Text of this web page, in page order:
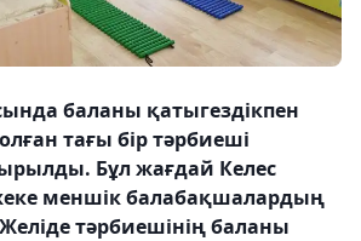
баланы қатыгездікпен
тағы бір тәрбиеші
Бұл жағдай Келес
меншік балабақшалардың
тәрбиешінің баланы